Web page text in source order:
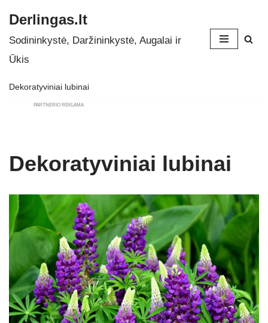
Skip
to
Derlingas.lt
Sodininkystė, Daržininkystė, Augalai ir
Ūkis
Dekoratyviniai lubinai
PARTNERIO REKLAMA
Dekoratyviniai lubinai